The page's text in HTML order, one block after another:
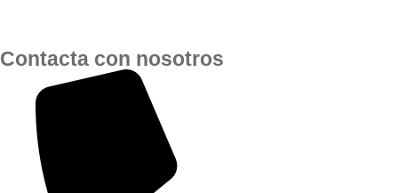
Contacta con nosotros